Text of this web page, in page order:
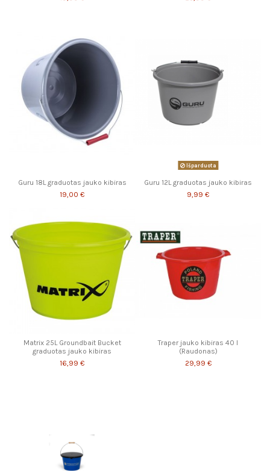
Guru 18L graduotas jauko kibiras
19,00 €
Išparduota
Guru 12L graduotas jauko kibiras
9,99 €
Matrix 25L Groundbait Bucket
graduotas jauko kibiras
16,99 €
Traper jauko kibiras 40 l
(Raudonas)
29,99 €